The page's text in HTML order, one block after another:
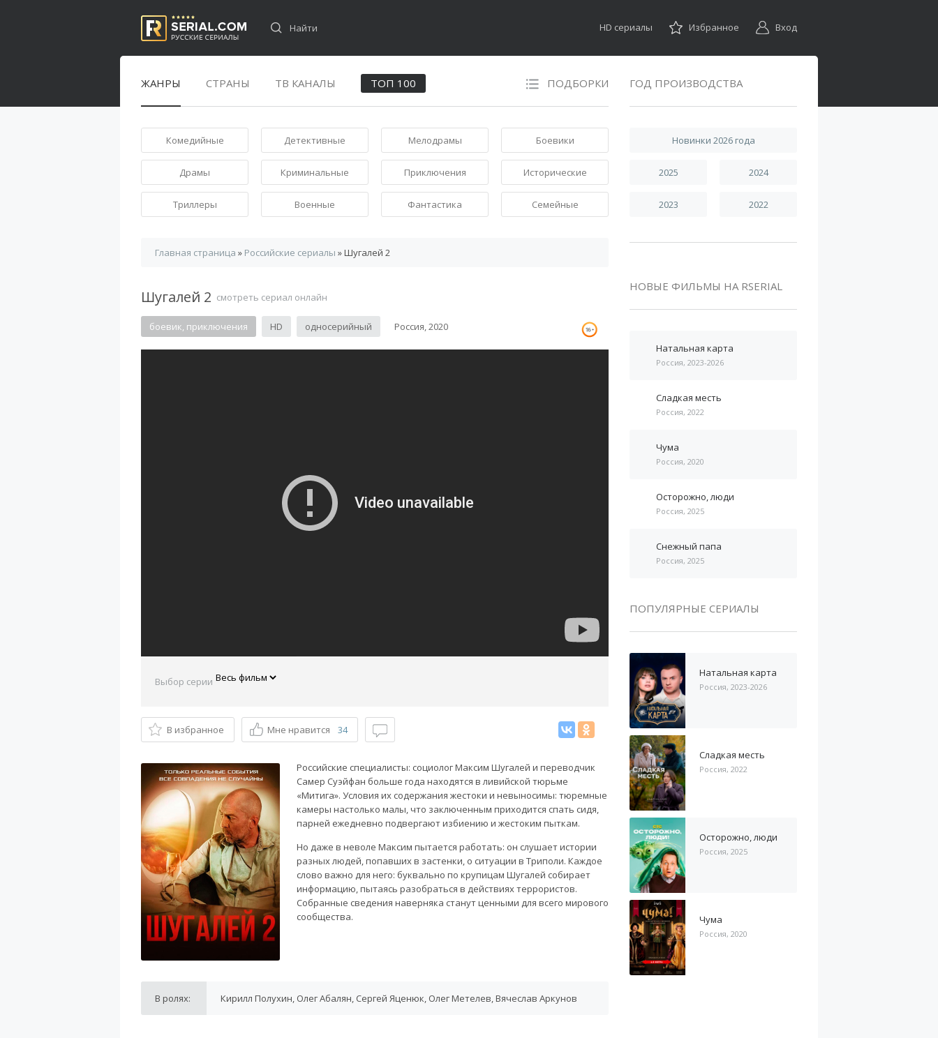
HD сериалы Избранное Вход
ЖАНРЫ СТРАНЫ ТВ КАНАЛЫ ПОДБОРКИ
ТОП 100
Комедийные Детективные Мелодрамы Боевики
Драмы Криминальные Приключения Исторические
Триллеры Военные Фантастика Семейные
Главная страница » Российские сериалы » Шугалей 2
Шугалей 2 смотреть сериал онлайн
боевик, приключения HD односерийный Россия, 2020
Выбор серии
В избранное Мне нравится 34
Российские специалисты: социолог Максим Шугалей и переводчик
Самер Суэйфан больше года находятся в ливийской тюрьме
«Митига». Условия их содержания жестоки и невыносимы: тюремные
камеры настолько малы, что заключенным приходится спать сидя,
парней ежедневно подвергают избиению и жестоким пыткам.
Но даже в неволе Максим пытается работать: он слушает истории
разных людей, попавших в застенки, о ситуации в Триполи. Каждое
слово важно для него: буквально по крупицам Шугалей собирает
информацию, пытаясь разобраться в действиях террористов.
Собранные сведения наверняка станут ценными для всего мирового
сообщества.
В ролях: Кирилл Полухин, Олег Абалян, Сергей Яценюк, Олег Метелев, Вячеслав Аркунов
ГОД ПРОИЗВОДСТВА
Новинки 2026 года
2025 2024
2023 2022
НОВЫЕ ФИЛЬМЫ НА RSERIAL
Натальная карта
Россия, 2023-2026
Сладкая месть
Россия, 2022
Чума
Россия, 2020
Осторожно, люди
Россия, 2025
Снежный папа
Россия, 2025
ПОПУЛЯРНЫЕ СЕРИАЛЫ
Натальная карта
Россия, 2023-2026
Сладкая месть
Россия, 2022
Осторожно, люди
Россия, 2025
Чума
Россия, 2020